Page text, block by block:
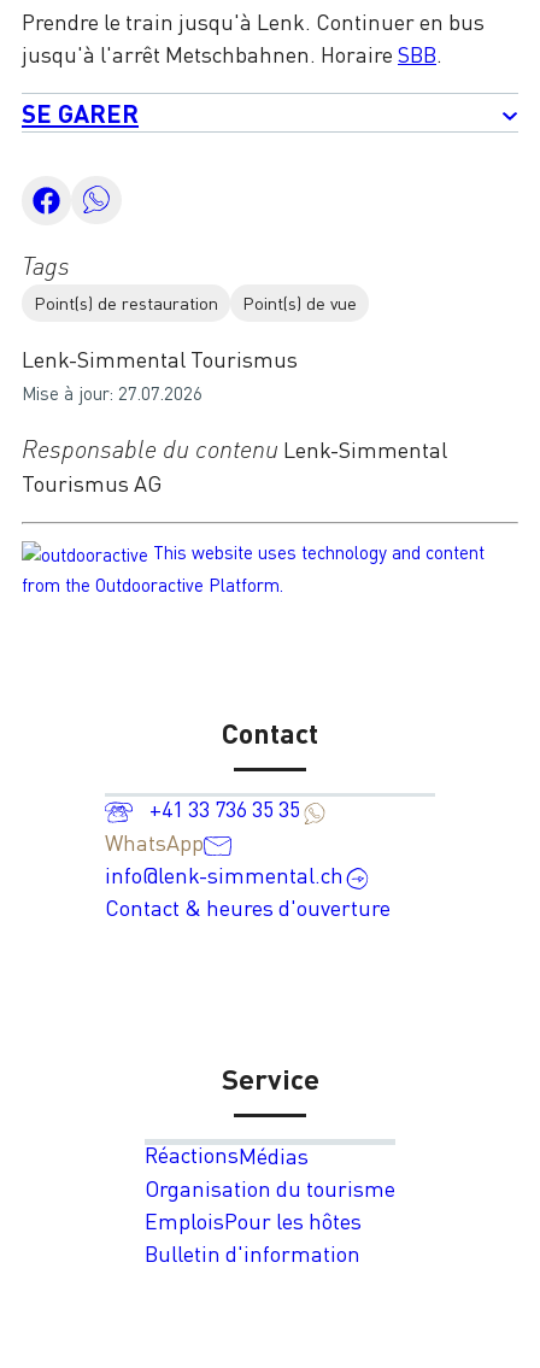
Tags
Point(s) de restauration Point(s) de vue
Lenk-Simmental Tourismus
Mise à jour: 27.07.2026
Responsable du contenu Lenk-Simmental
Tourismus AG
This website uses technology and content
from the Outdooractive Platform.
Prendre le train jusqu'à Lenk. Continuer en bus
jusqu'à l'arrêt Metschbahnen. Horaire SBB.
SE GARER
Contact
+41 33 736 35 35
WhatsApp
info@lenk-simmental.ch
Contact & heures d'ouverture
Service
RéactionsMédias
Organisation du tourisme
EmploisPour les hôtes
Bulletin d'information